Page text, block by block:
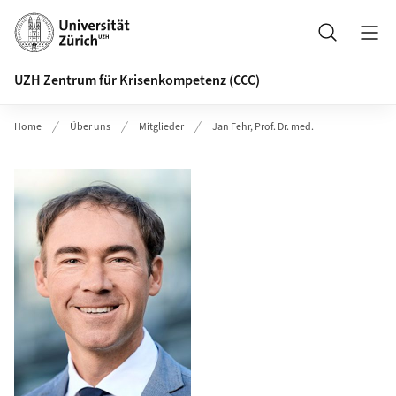
Header
Suche
UZH Zentrum für Krisenkompetenz (CCC)
Home Über uns Mitglieder Jan Fehr, Prof. Dr. med.